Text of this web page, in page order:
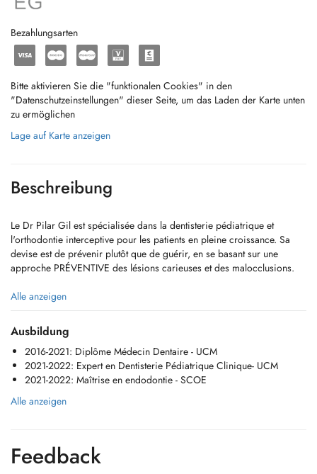
Bezahlungsarten
Bitte aktivieren Sie die "funktionalen Cookies" in den
"Datenschutzeinstellungen" dieser Seite, um das Laden der Karte unten
zu ermöglichen
Lage auf Karte anzeigen
Beschreibung
Le Dr Pilar Gil est spécialisée dans la dentisterie pédiatrique et
l'orthodontie interceptive pour les patients en pleine croissance. Sa
devise est de prévenir plutôt que de guérir, en se basant sur une
approche PRÉVENTIVE des lésions carieuses et des malocclusions.
Le premier rendez-vous de votre enfant chez le dentiste devrait avoir
lieu avant l'âge d'un an afin d'établir des habitudes d'hygiène et des
mesures préventives.
Ainsi, nous mettrons en place des révisions périodiques afin
d'anticiper et de mettre en place une solution dans les plus brefs
délais.
Lors de sa visite chez le dentiste, votre enfant recevra un traitement
Parce que chaque enfant est différent, nous prendrons le temps
Alle anzeigen
Ausbildung
2016-2021: Diplôme Médecin Dentaire - UCM
2021-2022: Expert en Dentisterie Pédiatrique Clinique- UCM
2021-2022: Maîtrise en endodontie - SCOE
Alle anzeigen
Feedback